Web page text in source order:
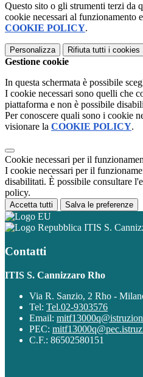
Questo sito o gli strumenti terzi da
cookie necessari al funzionamento
COOKIE POLICY.
Personalizza Rifiuta tutti i cookies
Gestione cookie
In questa schermata è possibile
I cookie necessari sono quelli che
piattaforma e non è possibile
Per conoscere quali sono i cookie
visionare la COOKIE POLICY.
Cookie necessari per il
I cookie necessari per il
disabilitati. È possibile consultare
policy.
Accetta tutti Salva le preferenze
ITIS S.
Contatti
ITIS S. Cannizzaro Rho
Via R. Sanzio, 2 Rho -
Tel: Tel.02-9303576
Email:
PEC:
C.F.: 86502580151